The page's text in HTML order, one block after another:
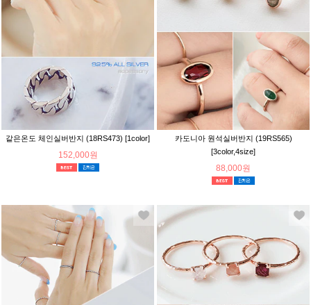
같은온도 체인실버반지 (18RS473) [1color]
152,000원
카도니아 원석실버반지 (19RS565)
[3color,4size]
88,000원